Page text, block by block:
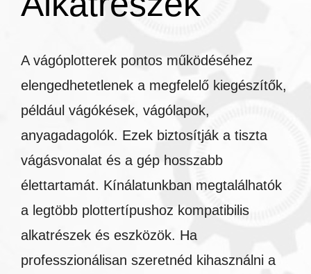
A vágóplotterek pontos működéséhez
elengedhetetlenek a megfelelő kiegészítők,
például vágókések, vágólapok,
anyagadagolók. Ezek biztosítják a tiszta
vágásvonalat és a gép hosszabb
élettartamát. Kínálatunkban megtalálhatók
a legtöbb plottertípushoz kompatibilis
alkatrészek és eszközök. Ha
professzionálisan szeretnéd kihasználni a